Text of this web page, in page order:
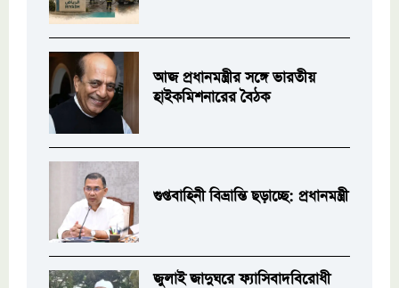
আজ প্রধানমন্ত্রীর সঙ্গে ভারতীয়
হাইকমিশনারের বৈঠক
গুপ্তবাহিনী বিভ্রান্তি ছড়াচ্ছে: প্রধানমন্ত্রী
জুলাই জাদুঘরে ফ্যাসিবাদবিরোধী